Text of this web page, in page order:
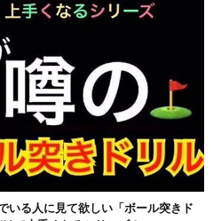
いる人に見て欲しい「ボール突きド